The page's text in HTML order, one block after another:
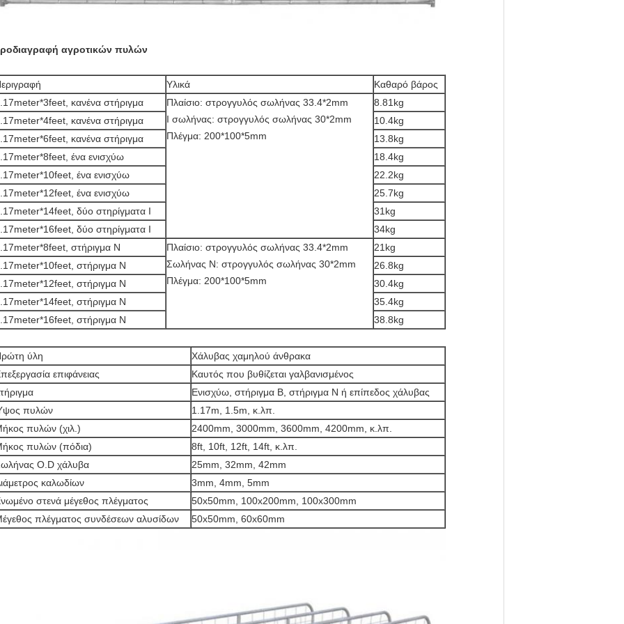
αγροτικών πυλών
Υλικά
Καθαρό βάρος
κανένα στήριγμα
Πλαίσιο: στρογγυλός σωλήνας 33.4*2mm
Ι σωλήνας: στρογγυλός σωλήνας 30*2mm
Πλέγμα: 200*100*5mm
8.81kg
κανένα στήριγμα
10.4kg
κανένα στήριγμα
13.8kg
ένα ενισχύω
18.4kg
ένα ενισχύω
22.2kg
ένα ενισχύω
25.7kg
δύο στηρίγματα Ι
31kg
δύο στηρίγματα Ι
34kg
στήριγμα Ν
Πλαίσιο: στρογγυλός σωλήνας 33.4*2mm
Σωλήνας Ν: στρογγυλός σωλήνας 30*2mm
Πλέγμα: 200*100*5mm
21kg
στήριγμα Ν
26.8kg
στήριγμα Ν
30.4kg
στήριγμα Ν
35.4kg
στήριγμα Ν
38.8kg
ύλη
Χάλυβας χαμηλού άνθρακα
επιφάνειας
Καυτός που βυθίζεται γαλβανισμένος
Ενισχύω, στήριγμα Β, στήριγμα Ν ή επίπεδος χάλυβας
πυλών
1.17m, 1.5m, κ.λπ.
πυλών (χιλ.)
2400mm, 3000mm, 3600mm, 4200mm, κ.λπ.
πυλών (πόδια)
8ft, 10ft, 12ft, 14ft, κ.λπ.
O.D χάλυβα
25mm, 32mm, 42mm
καλωδίων
3mm, 4mm, 5mm
στενά μέγεθος πλέγματος
50x50mm, 100x200mm, 100x300mm
πλέγματος συνδέσεων αλυσίδων
50x50mm, 60x60mm